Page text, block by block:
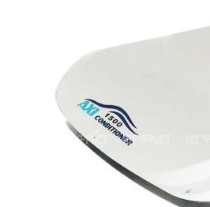
Для КАМАЗ
для Синотрак Штейр